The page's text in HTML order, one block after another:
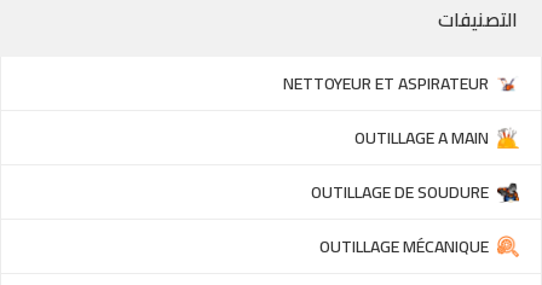
التصنيفات
NETTOYEUR ET ASPIRATEUR
OUTILLAGE A MAIN
OUTILLAGE DE SOUDURE
OUTILLAGE MÉCANIQUE